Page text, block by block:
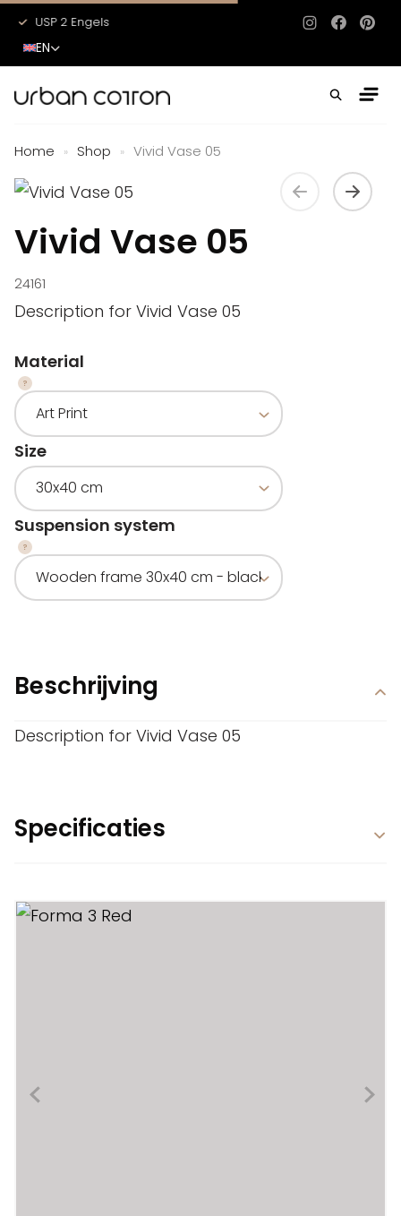
USP 2 Engels USP 3 Engels
Instagram
EN
Home » Shop » Vivid Vase 05
Vivid Vase 05
24161
Description for Vivid Vase 05
Material
Size
Suspension system
Beschrijving
Description for Vivid Vase 05
Specificaties